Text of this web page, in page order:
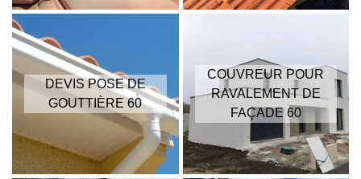
DEVIS POSE DE
GOUTTIÈRE 60
COUVREUR POUR
RAVALEMENT DE
FAÇADE 60